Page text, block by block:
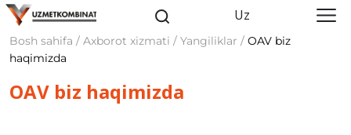
Uz
Bosh sahifa / Axborot xizmati / Yangiliklar / OAV biz
haqimizda
OAV biz haqimizda